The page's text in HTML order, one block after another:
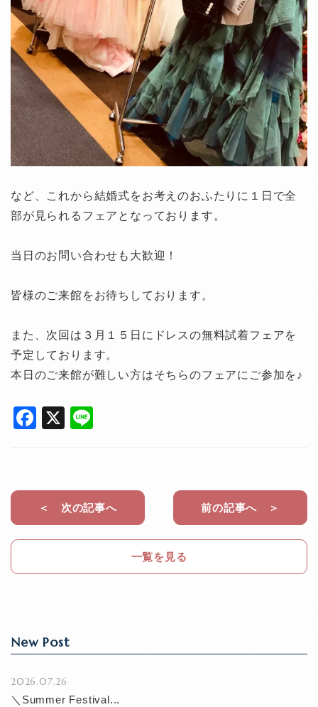
など、これから結婚式をお考えのおふたりに１日で全
部が見られるフェアとなっております。
当日のお問い合わせも大歓迎！
皆様のご来館をお待ちしております。
また、次回は３月１５日にドレスの無料試着フェアを
予定しております。
本日のご来館が難しい方はそちらのフェアにご参加を♪
F
e
b
o
k
X
＜ 次の記事へ
一覧を見る
前の記事へ ＞
New Post
2026.07.26
＼Summer Festival...